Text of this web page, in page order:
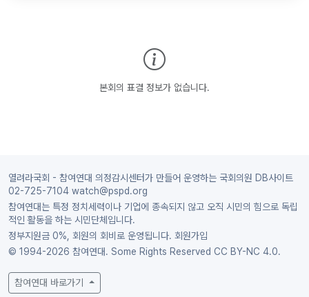
본회의 표결 정보가 없습니다.
열려라국회 - 참여연대 의정감시센터가 만들어 운영하는 국회의원 DB사이트
02-725-7104 watch@pspd.org
참여연대는 특정 정치세력이나 기업에 종속되지 않고 오직 시민의 힘으로 독립
적인 활동을 하는 시민단체입니다.
정부지원금 0%, 회원의 회비로 운영됩니다. 회원가입
© 1994-2026 참여연대. Some Rights Reserved CC BY-NC 4.0.
참여연대 바로가기